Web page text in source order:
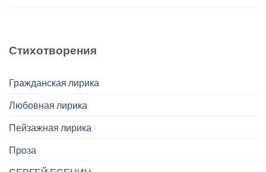
Стихотворения
Гражданская лирика
Любовная лирика
Пейзажная лирика
Проза